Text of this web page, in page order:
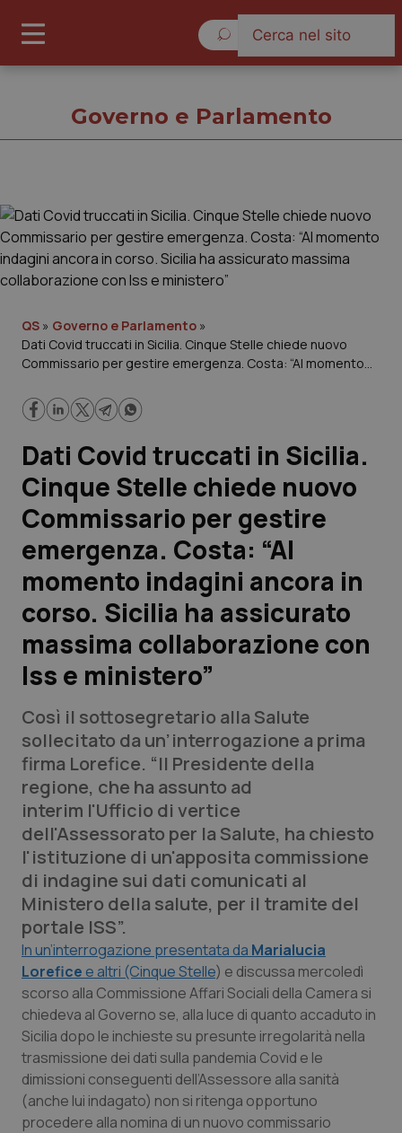
Cronache
Regioni e Asl
Lavoro e Professioni
Scienza e Farmaci
Studi e Analisi
Edizioni Regionali
Professionisti Sanitari.AI
Abruzzo
Basilicata
Calabria
Campania
Emilia-Romagna
Friuli Venezia Giulia
Lazio
Liguria
Lombardia
QS Pro Gold
Artrite & artrosi
Asma & BPCO
Car-T
Colesterolo & coronaropatie
Dermatite Atopica
Diabete & glucometri
Disturbi dell’umore
Dolore
QS Club Newsletter
Governo e Parlamento
QS » Governo e Parlamento »
Dati Covid truccati in Sicilia. Cinque Stelle chiede nuovo
Commissario per gestire emergenza. Costa: “Al momento
collaborazione con Iss e ministero”
Dati Covid truccati in Sicilia.
Cinque Stelle chiede nuovo
Commissario per gestire
emergenza. Costa: “Al
momento indagini ancora in
corso. Sicilia ha assicurato
massima collaborazione con
Iss e ministero”
Così il sottosegretario alla Salute
sollecitato da un’interrogazione a prima
firma Lorefice. “Il Presidente della
regione, che ha assunto ad
interim l'Ufficio di vertice
dell'Assessorato per la Salute, ha chiesto
l'istituzione di un'apposita commissione
di indagine sui dati comunicati al
Ministero della salute, per il tramite del
portale ISS”.
In un’interrogazione presentata da Marialucia
Lorefice e altri (Cinque Stelle) e discussa mercoledì
scorso alla Commissione Affari Sociali della Camera si
chiedeva al Governo se, alla luce di quanto accaduto in
Sicilia dopo le inchieste su presunte irregolarità nella
trasmissione dei dati sulla pandemia Covid e le
dimissioni conseguenti dell’Assessore alla sanità
(anche lui indagato) non si ritenga opportuno
procedere alla nomina di un nuovo commissario